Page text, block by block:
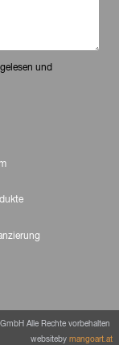
gelesen und
Alle Rechte vorbehalten
websiteby mangoart.at